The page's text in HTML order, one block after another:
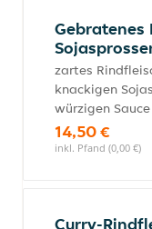
zartes
knackigen
würzigen Sauce
14,50 €
inkl. Pfand (0,00 €)
Curry-